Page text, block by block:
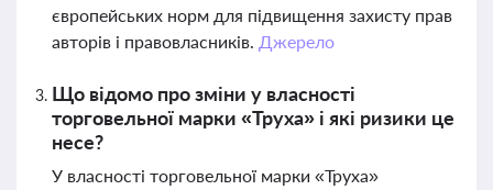
європейських норм для підвищення захисту прав
авторів і правовласників. Джерело
Що відомо про зміни у власності
торговельної марки «Труха» і які ризики це
несе?
У власності торговельної марки «Труха»